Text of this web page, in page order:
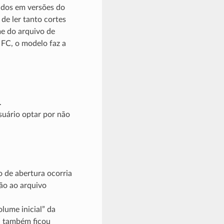
em versões do
de ler tanto cortes
do arquivo de
o modelo faz a
optar por não
de abertura ocorria
ao arquivo
inicial” da
também ficou